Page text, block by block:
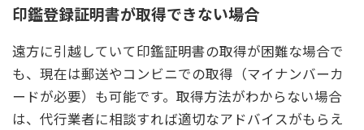
印鑑登録証明書が取得できない場合
遠方に引越していて印鑑証明書の取得が困難な場合で
も、現在は郵送やコンビニでの取得（マイナンバーカ
ードが必要）も可能です。取得方法がわからない場合
は、代行業者に相談すれば適切なアドバイスがもらえ